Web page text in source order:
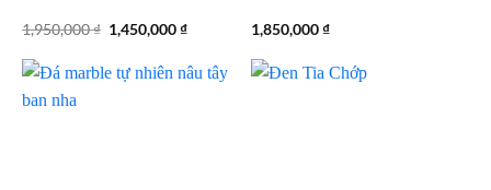
1,950,000₫ Giá
gốc
1,950,000 ₫.
1,450,000₫Giá
là:
1,850,000₫